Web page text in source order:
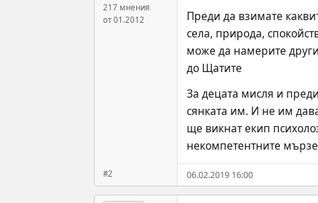
217 мнения
от 01.2012
#2
Преди да взимате
села, природа,
може да намерите
до Щатите
За децата мисля и
сянката им. И не им
ще викнат екип
некомпетентните
06.02.2019 16:00